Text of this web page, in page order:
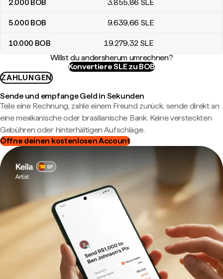
2.000 BOB 3.855,86 SLE
5.000 BOB 9.639,66 SLE
10.000 BOB 19.279,32 SLE
Willst du andersherum umrechnen?
Konvertiere SLE zu BOB
ZAHLUNGEN
Sende und empfange Geld in Sekunden
Teile eine Rechnung, zahle einem Freund zurück, sende direkt an
eine mexikanische oder brasilianische Bank. Keine versteckten
Gebühren oder hinterhältigen Aufschläge.
Öffne deinen kostenlosen Account